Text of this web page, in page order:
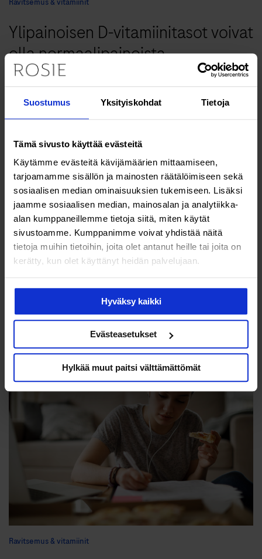
Suostumus Yksityiskohdat Tietoja
Tämä sivusto käyttää evästeitä
Käytämme evästeitä kävijämäärien mittaamiseen,
tarjoamamme sisällön ja mainosten räätälöimiseen sekä
sosiaalisen median ominaisuuksien tukemiseen. Lisäksi
jaamme sosiaalisen median, mainosalan ja analytiikka-
alan kumppaneillemme tietoja siitä, miten käytät
sivustoamme. Kumppanimme voivat yhdistää näitä
tietoja muihin tietoihin, joita olet antanut heille tai joita on
kerätty, kun olet käyttänyt heidän palvelujaan.
Hyväksy kaikki
Evästeasetukset
Hylkää muut paitsi välttämättömät
Ylipainoisen D-vitamiinitasot voivat
olla normaalipainoista
matalammat
Saatko riittävästi B12-vitamiinia?
Testaa itsesi!
Ravitsemus & vitamiinit